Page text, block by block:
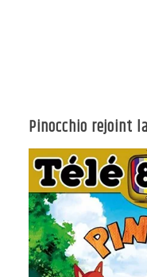
Pinocchio rejoint